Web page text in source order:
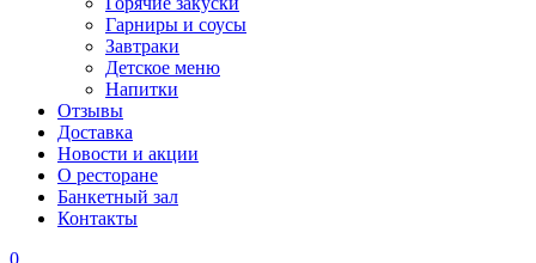
Гарниры и соусы
Завтраки
Детское меню
Напитки
Отзывы
Доставка
Новости и акции
О ресторане
Банкетный зал
Контакты
0